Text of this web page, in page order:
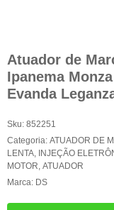
Atuador de
Ipanema
Evanda
Sku: 852251
Categoria: ATUADOR DE
LENTA, INJEÇÃO
MOTOR, ATUADOR
Marca: DS